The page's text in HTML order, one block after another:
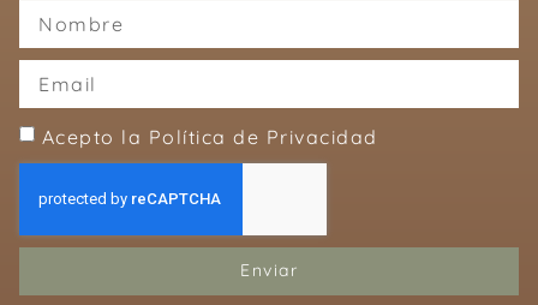
Acepto la Política de Privacidad
Enviar